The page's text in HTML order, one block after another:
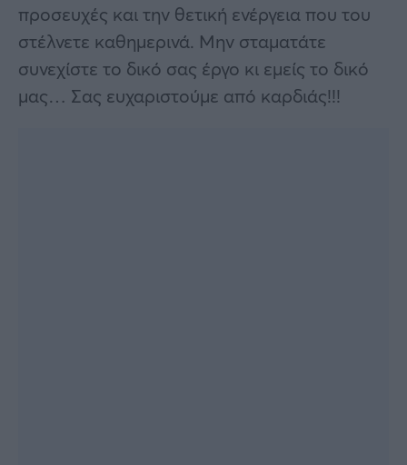
προσευχές και την θετική ενέργεια που του
στέλνετε καθημερινά. Μην σταματάτε
συνεχίστε το δικό σας έργο κι εμείς το δικό
μας… Σας ευχαριστούμε από καρδιάς!!!